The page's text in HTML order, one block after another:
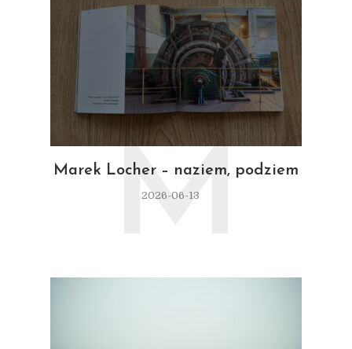
Marek Locher – naziem, podziem
2026-06-13
M